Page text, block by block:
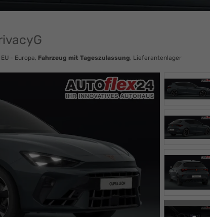
- Europa, Fahrzeug mit Tageszulassung, Lieferantenlager